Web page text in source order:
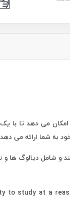
امکان می دهد تا
به شما ارائه می
و شامل دیالوگ ها
study at a